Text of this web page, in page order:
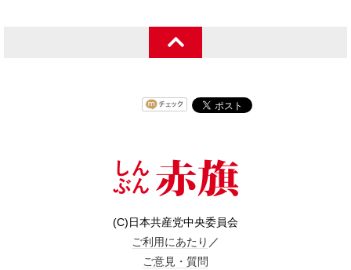
(C)日本共産党中央委員会
ご利用にあたり ／
ご意見・質問